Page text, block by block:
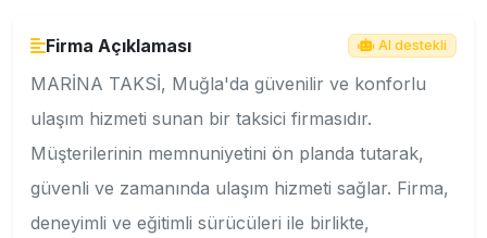
Firma Açıklaması AI destekli
MARİNA TAKSİ, Muğla'da güvenilir ve konforlu
ulaşım hizmeti sunan bir taksici firmasıdır.
Müşterilerinin memnuniyetini ön planda tutarak,
güvenli ve zamanında ulaşım hizmeti sağlar. Firma,
deneyimli ve eğitimli sürücüleri ile birlikte,